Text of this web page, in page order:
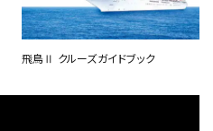
飛鳥Ⅱ クルーズガイドブック